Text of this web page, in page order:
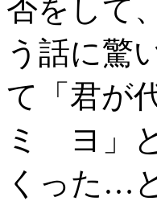
否をして
う話に驚
て「君が
ミ ヨ」
くった…